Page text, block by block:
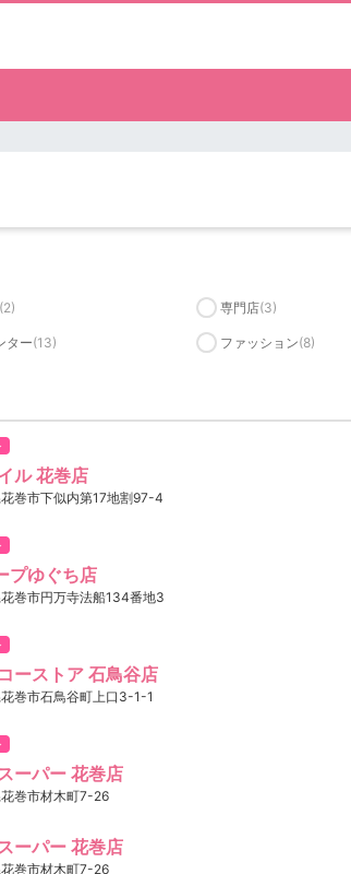
(2) 専門店(3)
ター(13) ファッション(8)
ル 花巻店
巻市下似内第17地割97-4
プゆぐち店
巻市円万寺法船134番地3
ーストア 石鳥谷店
巻市石鳥谷町上口3-1-1
ーパー 花巻店
巻市材木町7-26
ーパー 花巻店
巻市材木町7-26